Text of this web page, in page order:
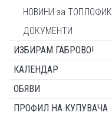
НОВИНИ за
ДОКУМЕНТИ
ИЗБИРАМ ГАБРОВО!
КАЛЕНДАР
ОБЯВИ
ПРОФИЛ НА КУПУВАЧА